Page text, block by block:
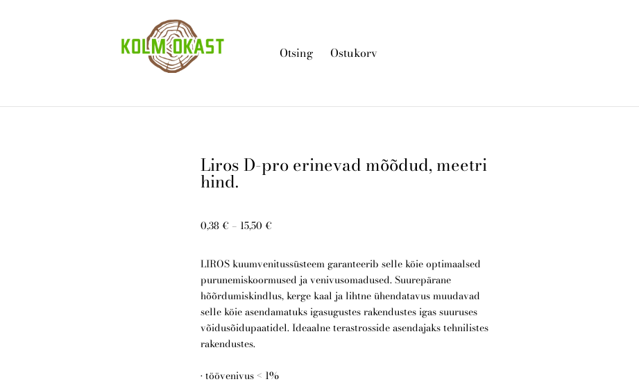
Otsing Ostukorv
Liros D-pro erinevad mõõdud, meetri
hind.
0,38 € – 15,50 €
LIROS kuumvenitussüsteem garanteerib selle köie optimaalsed
purunemiskoormused ja venivusomadused. Suurepärane
hõõrdumiskindlus, kerge kaal ja lihtne ühendatavus muudavad
selle köie asendamatuks igasugustes rakendustes igas suuruses
võidusõidupaatidel. Ideaalne terastrosside asendajaks tehnilistes
rakendustes.
• töövenivus < 1%